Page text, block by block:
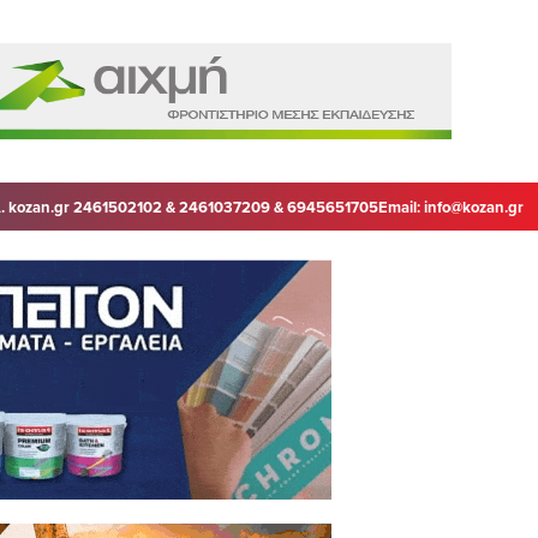
kozan.gr 2461502102 & 2461037209 & 6945651705Email:info@kozan.gr